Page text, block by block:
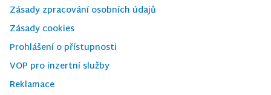
Zásady zpracování osobních údajů
Zásady cookies
Prohlášení o přístupnosti
VOP pro inzertní služby
Reklamace